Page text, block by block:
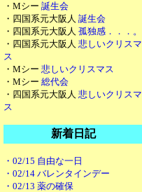
・Mシー 誕生会
・四国系元大阪人 誕生会
・四国系元大阪人 孤独感．．．。
・四国系元大阪人 悲しいクリスマ
ス
・Mシー 悲しいクリスマス
・Mシー 総代会
・四国系元大阪人 悲しいクリスマ
ス
新着日記
・02/15 自由な一日
・02/14 バレンタインデー
・02/13 薬の確保